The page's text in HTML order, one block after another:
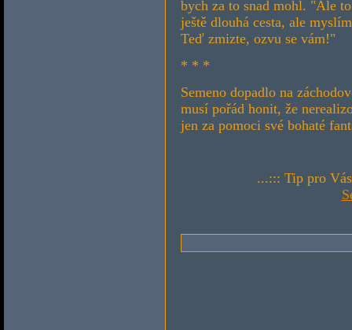
bych za to snad mohl. "Ale
ještě dlouhá cesta, ale
Teď zmizte, ozvu se vám!"
* * *
Semeno dopadlo na
musí pořád honit, že
jen za pomoci své bohaté
...::: Tip pro